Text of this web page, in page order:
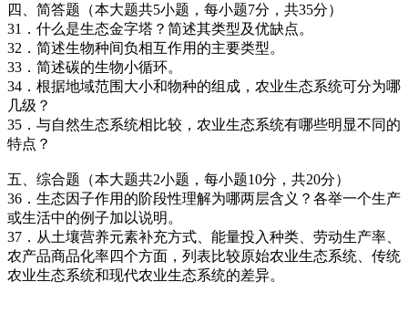
四、简答题（本大题共5小题，每小题7分，共35分）
31．什么是生态金字塔？简述其类型及优缺点。
32．简述生物种间负相互作用的主要类型。
33．简述碳的生物小循环。
34．根据地域范围大小和物种的组成，农业生态系统可分为哪
几级？
35．与自然生态系统相比较，农业生态系统有哪些明显不同的
特点？
五、综合题（本大题共2小题，每小题10分，共20分）
36．生态因子作用的阶段性理解为哪两层含义？各举一个生产
或生活中的例子加以说明。
37．从土壤营养元素补充方式、能量投入种类、劳动生产率、
农产品商品化率四个方面，列表比较原始农业生态系统、传统
农业生态系统和现代农业生态系统的差异。